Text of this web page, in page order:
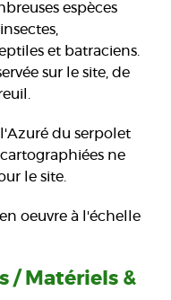
espèces
et batraciens.
sur le site, de
du serpolet
ne
le site.
oeuvre à l'échelle
/ Matériels &